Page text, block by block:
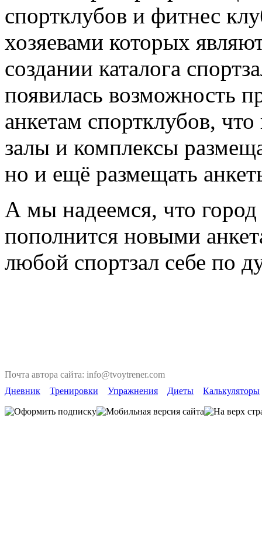
спортклубов и фитнес
хозяевами которых
создании каталога
появилась возможность
анкетам спортклубов,
залы и комплексы
но и ещё размещать
А мы надеемся, что
пополнится новыми
любой спортзал себе по
Почта автора сайта: info@tvoytrener.com
Дневник
Тренировки Упражнения Диеты Калькуляторы